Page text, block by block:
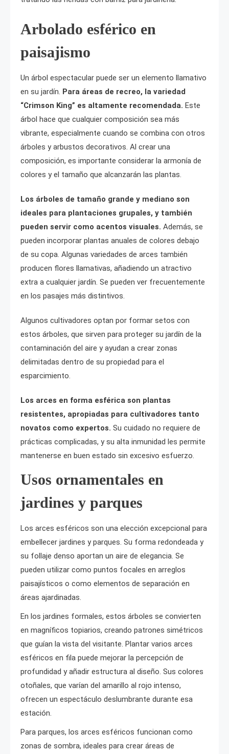
Arbolado esférico en
paisajismo
Un árbol espectacular puede ser un elemento llamativo
en su jardín. Para áreas de recreo, la variedad
“Crimson King” es altamente recomendada. Este
árbol hace que cualquier composición sea más
vibrante, especialmente cuando se combina con otros
árboles y arbustos decorativos. Al crear una
composición, es importante considerar la armonía de
colores y el tamaño que alcanzarán las plantas.
Los árboles de tamaño grande y mediano son
ideales para plantaciones grupales, y también
pueden servir como acentos visuales. Además, se
pueden incorporar plantas anuales de colores debajo
de su copa. Algunas variedades de arces también
producen flores llamativas, añadiendo un atractivo
extra a cualquier jardín. Se pueden ver frecuentemente
en los pasajes más distintivos.
Algunos cultivadores optan por formar setos con
estos árboles, que sirven para proteger su jardín de la
contaminación del aire y ayudan a crear zonas
delimitadas dentro de su propiedad para el
esparcimiento.
Los arces en forma esférica son plantas
resistentes, apropiadas para cultivadores tanto
novatos como expertos. Su cuidado no requiere de
prácticas complicadas, y su alta inmunidad les permite
mantenerse en buen estado sin excesivo esfuerzo.
Usos ornamentales en
jardines y parques
Los arces esféricos son una elección excepcional para
embellecer jardines y parques. Su forma redondeada y
su follaje denso aportan un aire de elegancia. Se
pueden utilizar como puntos focales en arreglos
paisajísticos o como elementos de separación en
áreas ajardinadas.
En los jardines formales, estos árboles se convierten
en magníficos topiarios, creando patrones simétricos
que guían la vista del visitante. Plantar varios arces
esféricos en fila puede mejorar la percepción de
profundidad y añadir estructura al diseño. Sus colores
otoñales, que varían del amarillo al rojo intenso,
ofrecen un espectáculo deslumbrante durante esa
estación.
Para parques, los arces esféricos funcionan como
zonas de sombra, ideales para crear áreas de